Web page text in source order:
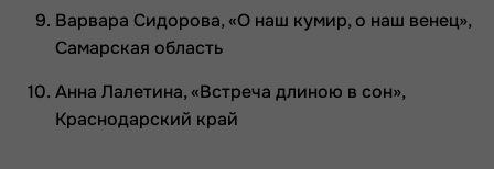
Варвара Сидорова, «О наш кумир, о наш венец»,
Самарская область
Анна Лалетина, «Встреча длиною в сон»,
Краснодарский край